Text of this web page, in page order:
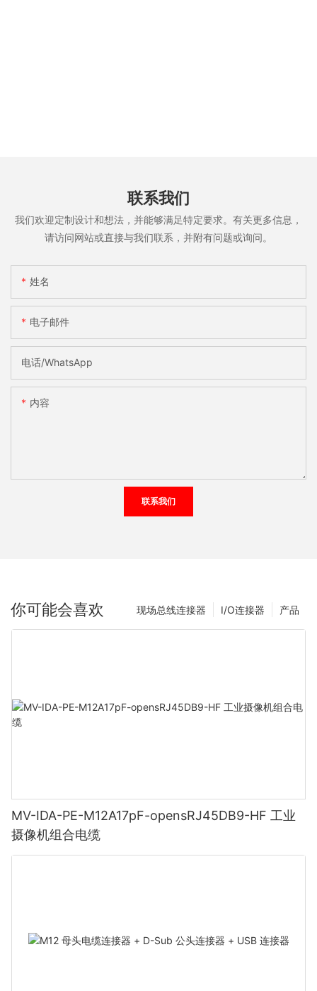
联系我们
我们欢迎定制设计和想法，并能够满足特定要求。有关更多信息，
请访问网站或直接与我们联系，并附有问题或询问。
姓名
电子邮件
电话/WhatsApp
内容
联系我们
你可能会喜欢 产品
I/O连接器
现场总线连接器
MV-IDA-PE-M12A17pF-opensRJ45DB9-HF 工业
摄像机组合电缆